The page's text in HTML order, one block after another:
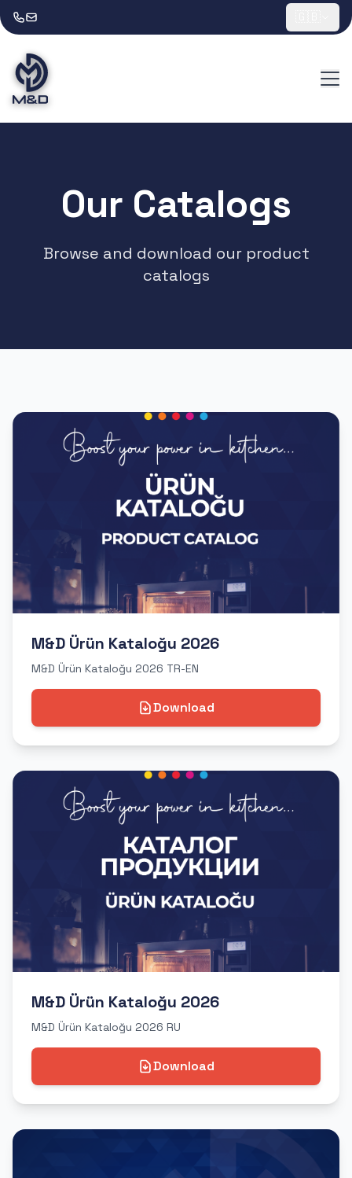
Our Catalogs
Browse and download our product
catalogs
M&D Ürün Kataloğu 2026
M&D Ürün Kataloğu 2026 TR-EN
Download
M&D Ürün Kataloğu 2026
M&D Ürün Kataloğu 2026 RU
Download